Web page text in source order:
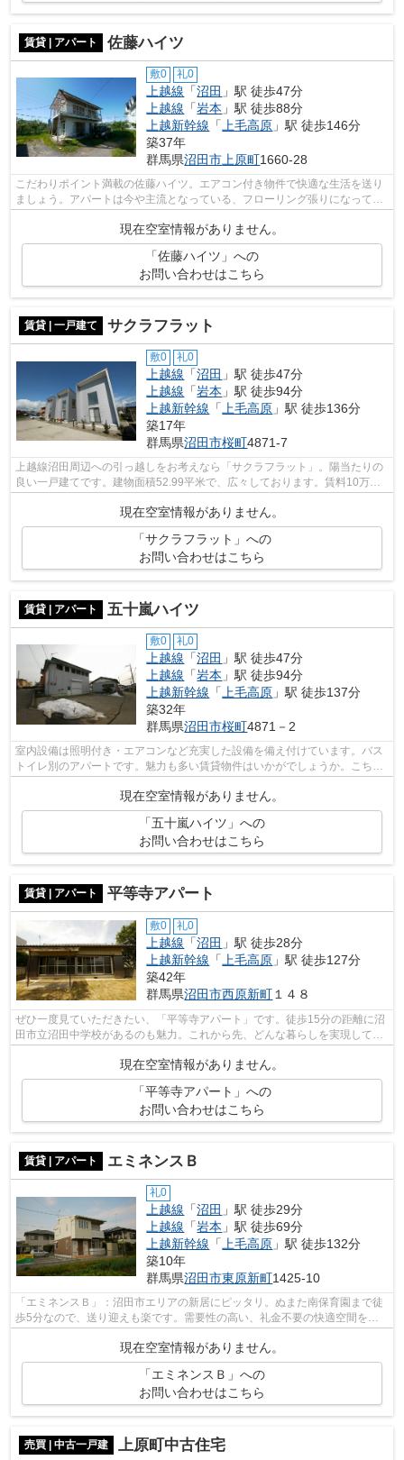
賃貸 | アパート 佐藤ハイツ
敷0 礼0
上越線 「沼田 」駅 徒歩47分
上越線 「岩本 」駅 徒歩88分
上越新幹線 「 上毛高原 」駅 徒歩146分
築37年
群馬県沼田市 上原町1660-28
こだわりポイント満載の佐藤ハイツ。エアコン付き物件で快適な生活を送り
ましょう。アパートは今や主流となっている、フローリング張りになってい
ます。2人暮らしには3DKの間取りが非...
現在空室情報がありません。
「佐藤ハイツ」への
お問い合わせはこちら
賃貸 | 一戸建て サクラフラット
敷0 礼0
上越線 「沼田 」駅 徒歩47分
上越線 「岩本 」駅 徒歩94分
上越新幹線 「上毛高原 」駅 徒歩136分
築17年
群馬県沼田市桜町4871-7
上越線沼田周辺への引っ越しをお考えなら「サクラフラット」。陽当たりの
良い一戸建てです。建物面積52.99平米で、広々しております。賃料10万円
現在空室情報がありません。
「サクラフラット」への
お問い合わせはこちら
賃貸 | アパート 五十嵐ハイツ
敷0 礼0
上越線 「沼田 」駅 徒歩47分
上越線 「岩本 」駅 徒歩94分
上越新幹線 「 上毛高原 」駅 徒歩137分
築32年
群馬県沼田市桜町4871－2
室内設備は照明付き・エアコンなど充実した設備を備え付けています。バス
トイレ別のアパートです。魅力も多い賃貸物件はいかがでしょうか。こちら
はフローリング張りの洋室があるアパ...
現在空室情報がありません。
「五十嵐ハイツ」への
お問い合わせはこちら
賃貸 | アパート 平等寺アパート
敷0 礼0
上越線 「沼田 」駅 徒歩28分
上越新幹線 「 上毛高原 」駅 徒歩127分
築42年
群馬県沼田市西原新町 １４８
ぜひ一度見ていただきたい、「平等寺アパート」です。徒歩15分の距離に沼
田市立沼田中学校があるのも魅力。これから先、どんな暮らしを実現してい
きたいですか。新しい住まいでハリの...
現在空室情報がありません。
「平等寺アパート」への
お問い合わせはこちら
賃貸 | アパート エミネンスＢ
礼0
上越線 「沼田 」駅 徒歩29分
上越線 「岩本 」駅 徒歩69分
上越新幹線 「上毛高原 」駅 徒歩132分
築10年
群馬県沼田市東原新町1425-10
「エミネンスＢ」：沼田市エリアの新居にピッタリ。ぬまた南保育園まで徒
歩5分なので、送り迎えも楽です。需要性の高い、礼金不要の快適空間をご
現在空室情報がありません。
「エミネンスＢ」への
お問い合わせはこちら
売買 | 中古一戸建 上原町中古住宅